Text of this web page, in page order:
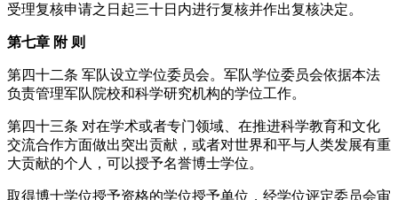
受理复核申请之日起三十日内进行复核并作出复核决定。
第七章 附 则
第四十二条 军队设立学位委员会。军队学位委员会依据本法
负责管理军队院校和科学研究机构的学位工作。
第四十三条 对在学术或者专门领域、在推进科学教育和文化
交流合作方面做出突出贡献，或者对世界和平与人类发展有重
大贡献的个人，可以授予名誉博士学位。
取得博士学位授予资格的学位授予单位，经学位评定委员会审